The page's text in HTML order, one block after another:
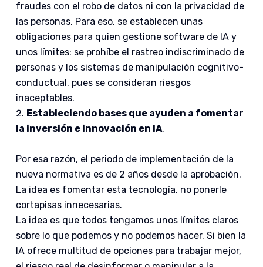
fraudes con el robo de datos ni con la privacidad de
las personas. Para eso, se establecen unas
obligaciones para quien gestione software de IA y
unos límites: se prohíbe el rastreo indiscriminado de
personas y los sistemas de manipulación cognitivo-
conductual, pues se consideran riesgos
inaceptables.
Estableciendo bases que ayuden a fomentar
la inversión e innovación en IA.
Por esa razón, el periodo de implementación de la
nueva normativa es de 2 años desde la aprobación.
La idea es fomentar esta tecnología, no ponerle
cortapisas innecesarias.
La idea es que todos tengamos unos límites claros
sobre lo que podemos y no podemos hacer. Si bien la
IA ofrece multitud de opciones para trabajar mejor,